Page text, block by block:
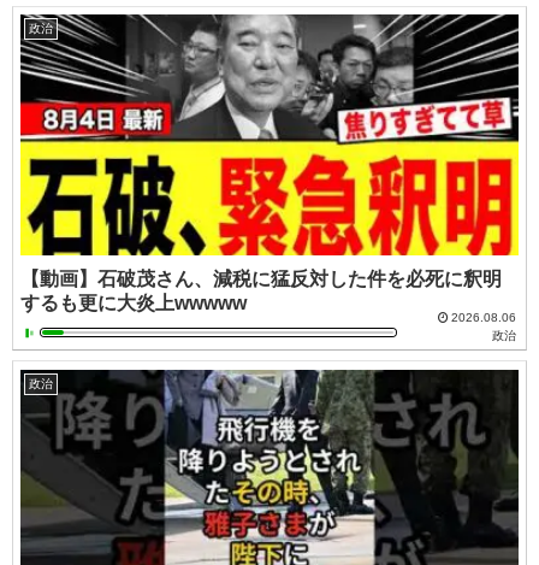
政治
【動画】石破茂さん、減税に猛反対した件を必死に釈明
するも更に大炎上wwwww
2026.08.06
政治
政治